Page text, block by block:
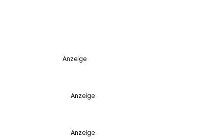
Anzeige
Anzeige
Anzeige